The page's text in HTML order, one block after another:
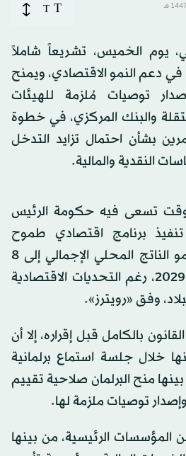
T
T
يوم الخميس، تشريعاً شاملاً
في دعم النمو الاقتصادي، ويمنح
توصيات مُلزمة للهيئات
والبنك المركزي، في خطوة
بشأن احتمال تزايد التدخل
النقدية والمالية.
وقت تسعى فيه حكومة الرئيس
تنفيذ برنامج اقتصادي طموح
يستهدف رفع معدل نمو الناتج المحلي الإجمالي إلى 8
في المائة بحلول عام 2029، رغم التحديات الاقتصادية
وفق «رويترز».
بالكامل قبل إقراره، إلا أن
جلسة استماع برلمانية
منح البرلمان صلاحية تقييم
توصيات ملزمة لها.
المؤسسات الرئيسية، من بينها